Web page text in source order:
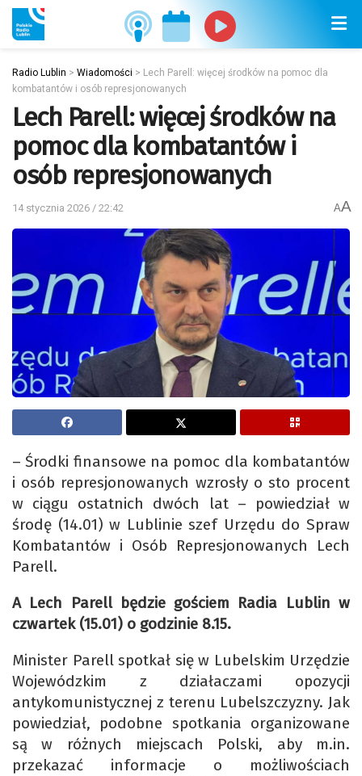
Radio Lublin > Wiadomości > Lech Parell: więcej środków na pomoc dla
kombatantów i osób represjonowanych
Lech Parell: więcej środków na
pomoc dla kombatantów i
osób represjonowanych
14 stycznia 2026 / 22:42 AA
– Środki finansowe na pomoc dla kombatantów
i osób represjonowanych wzrosły o sto procent
w ciągu ostatnich dwóch lat – powiedział w
środę (14.01) w Lublinie szef Urzędu do Spraw
Kombatantów i Osób Represjonowanych Lech
Parell.
A Lech Parell będzie gościem Radia Lublin w
czwartek (15.01) o godzinie 8.15.
Minister Parell spotkał się w Lubelskim Urzędzie
Wojewódzkim z działaczami opozycji
antykomunistycznej z terenu Lubelszczyzny. Jak
powiedział, podobne spotkania organizowane
są w różnych miejscach Polski, aby m.in.
przekazać informacje o możliwościach